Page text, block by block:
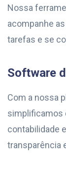
Nossa
acompanhe
tarefas e se
Software
Com a nossa
simplificamos
contabilidade
transparência